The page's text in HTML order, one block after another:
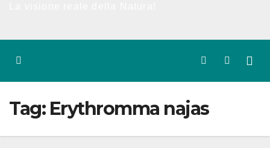
Tag: Erythromma najas